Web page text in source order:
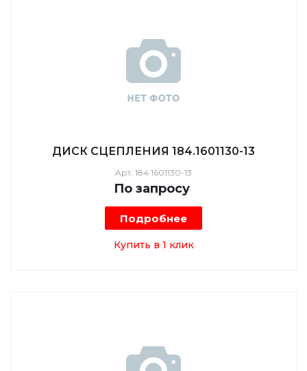
ДИСК СЦЕПЛЕНИЯ 184.1601130-13
Арт. 184.1601130-13
По запросу
Подробнее
Купить в 1 клик